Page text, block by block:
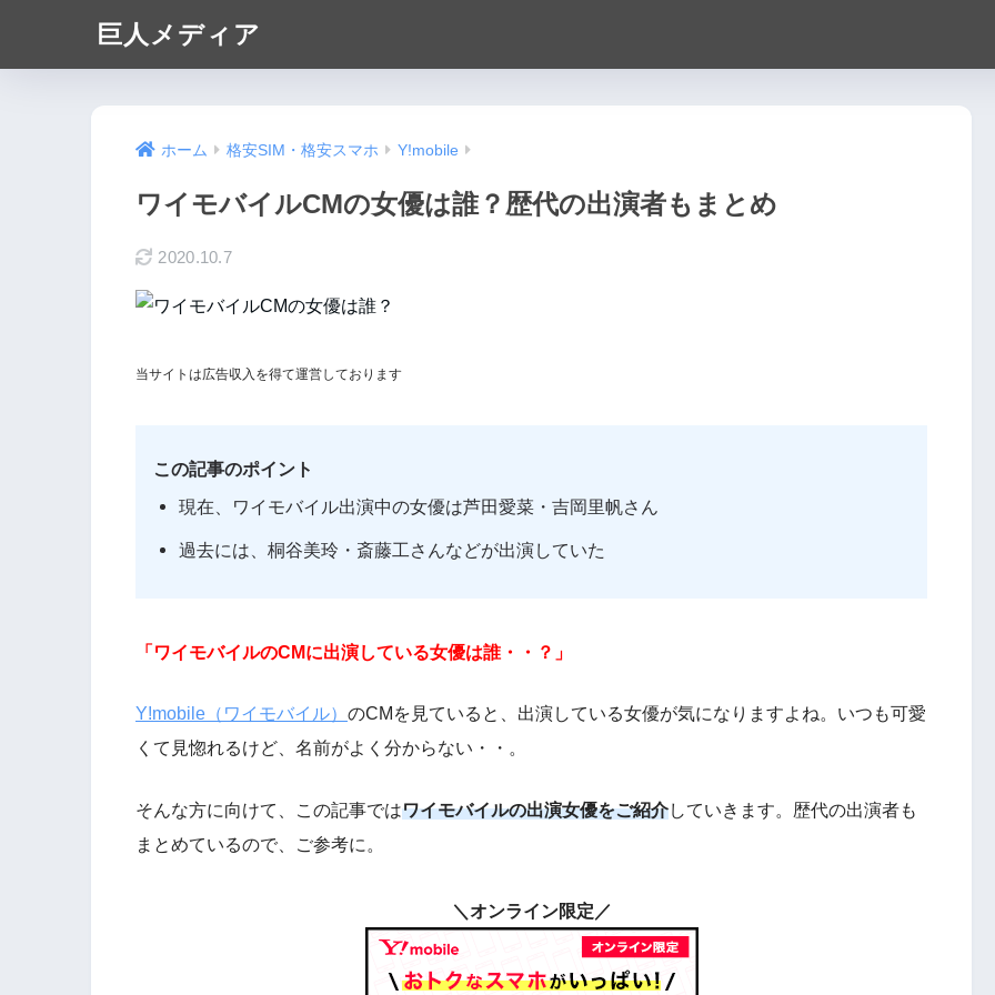
巨人メディア
ホーム 格安SIM・格安スマホ Y!mobile
ワイモバイルCMの女優は誰？歴代の出演者もまとめ
2020.10.7
当サイトは広告収入を得て運営しております
この記事のポイント
現在、ワイモバイル出演中の女優は芦田愛菜・吉岡里帆さん
過去には、桐谷美玲・斎藤工さんなどが出演していた
「ワイモバイルのCMに出演している女優は誰・・？」
Y!mobile（ワイモバイル） のCMを見ていると、出演している女優が気になりますよね。いつも可愛
くて見惚れるけど、名前がよく分からない・・。
そんな方に向けて、この記事ではワイモバイルの出演女優をご紹介していきます。歴代の出演者も
まとめているので、ご参考に。
＼オンライン限定／